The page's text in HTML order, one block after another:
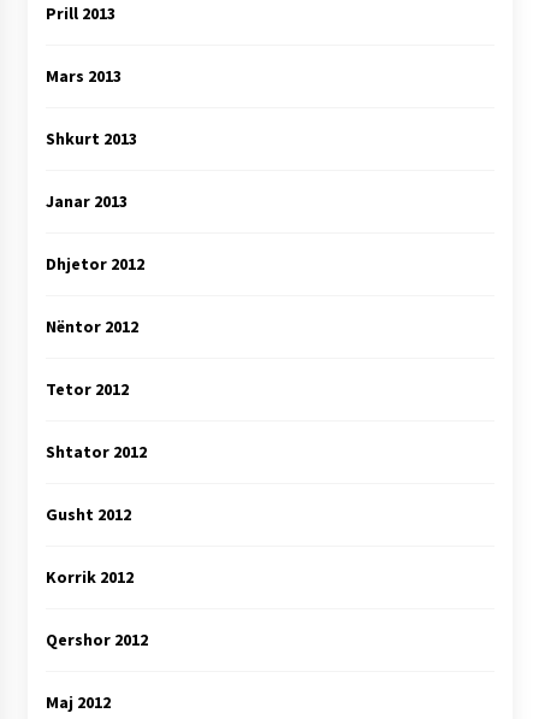
Prill 2013
Mars 2013
Shkurt 2013
Janar 2013
Dhjetor 2012
Nëntor 2012
Tetor 2012
Shtator 2012
Gusht 2012
Korrik 2012
Qershor 2012
Maj 2012